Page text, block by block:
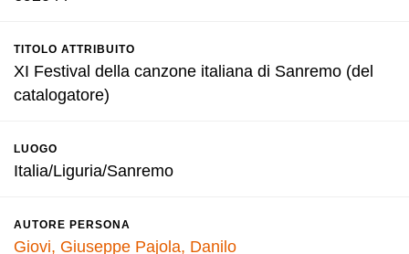
TITOLO ATTRIBUITO
XI Festival della canzone italiana di Sanremo (del
catalogatore)
LUOGO
Italia/Liguria/Sanremo
AUTORE PERSONA
Giovi, Giuseppe Pajola, Danilo